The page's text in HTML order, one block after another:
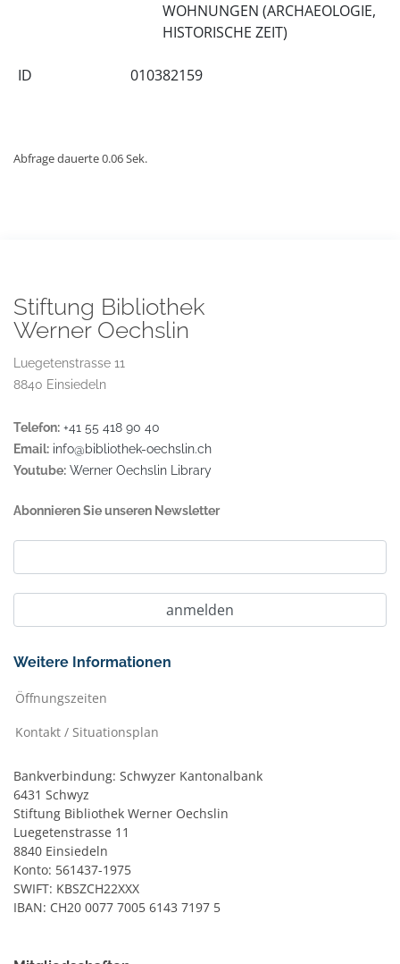
WOHNUNGEN (ARCHAEOLOGIE,
HISTORISCHE ZEIT)
ID 010382159
Abfrage dauerte 0.06 Sek.
Stiftung Bibliothek
Werner Oechslin
Luegetenstrasse 11
8840 Einsiedeln
Telefon: +41 55 418 90 40
Email: info@bibliothek-oechslin.ch
Youtube: Werner Oechslin Library
Abonnieren Sie unseren Newsletter
Weitere Informationen
Öffnungszeiten
Kontakt / Situationsplan
Bankverbindung: Schwyzer Kantonalbank
6431 Schwyz
Stiftung Bibliothek Werner Oechslin
Luegetenstrasse 11
8840 Einsiedeln
Konto: 561437-1975
SWIFT: KBSZCH22XXX
IBAN: CH20 0077 7005 6143 7197 5